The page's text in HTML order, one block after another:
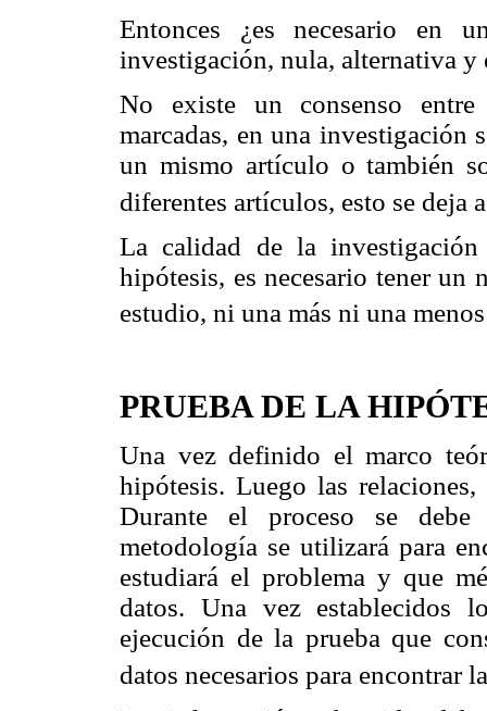
Entonces ¿es necesario en
investigación, nula, alternativa y
No existe un consenso entre
marcadas, en una investigación
un mismo artículo o también
diferentes artículos, esto se deja
La calidad de la
hipótesis, es necesario tener un
estudio, ni una más ni una
PRUEBA DE LA
Una vez definido el marco
hipótesis. Luego las
Durante el proceso se debe
metodología se utilizará para
estudiará el problema y que
datos. Una vez establecidos
ejecución de la prueba que
datos necesarios para encontrar